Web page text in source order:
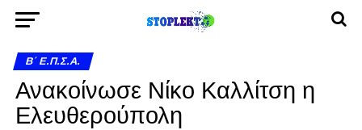
Β΄ Ε.Π.Σ.Α.
Ανακοίνωσε Νίκο Καλλίτση η
Ελευθερούπολη